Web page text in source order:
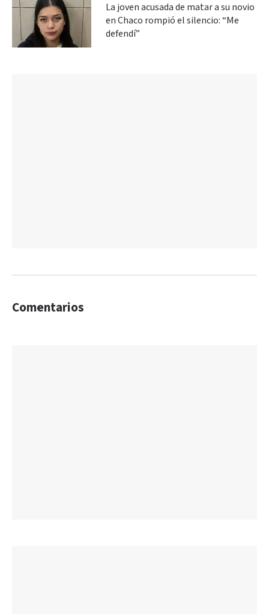
La joven acusada de matar a su novio
en Chaco rompió el silencio: “Me
defendí”
Comentarios